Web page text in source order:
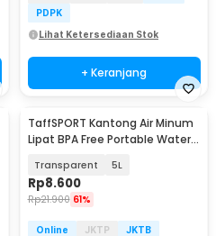
PDPK
Lihat Ketersediaan Stok
+ Keranjang
TaffSPORT Kantong Air Minum
Lipat BPA Free Portable Water
Transparent 5L
Rp8.600
Rp21.900 61%
Online JKTP
JKTB